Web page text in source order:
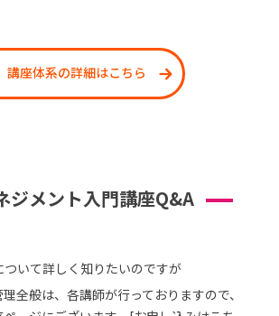
講座体系の詳細はこちら
ジメント入門講座Q&A
ついて詳しく知りたいのですが
全般は、各講師が行っておりますので、